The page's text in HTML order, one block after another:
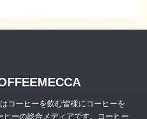
コーヒーを飲む皆様にコーヒーを
ーの総合メディアです。コーヒー